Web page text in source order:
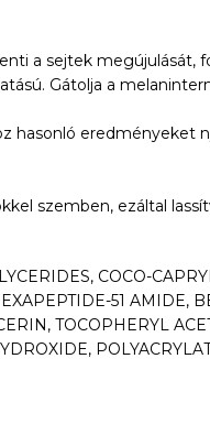
a sejtek megújulását,
Gátolja a
hasonló
szemben, ezáltal
COCO-
51 AMIDE,
TOCOPHERYL